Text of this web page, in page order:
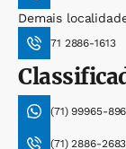
Demais
71 2886-1613
(71) 99965-
(71) 2886-